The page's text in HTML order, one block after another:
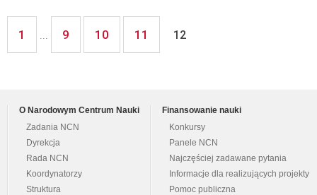
1 ... 9 10 11 12
O Narodowym Centrum Nauki
Zadania NCN
Dyrekcja
Rada NCN
Koordynatorzy
Struktura
Finansowanie nauki
Konkursy
Panele NCN
Najczęściej zadawane pytania
Informacje dla realizujących projekty
Pomoc publiczna